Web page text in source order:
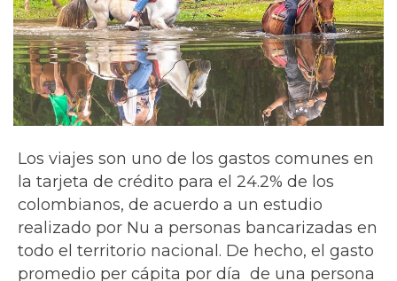
Los viajes son uno de los gastos comunes en
la tarjeta de crédito para el 24.2% de los
colombianos, de acuerdo a un estudio
realizado por Nu a personas bancarizadas en
todo el territorio nacional. De hecho, el gasto
promedio per cápita por día de una persona